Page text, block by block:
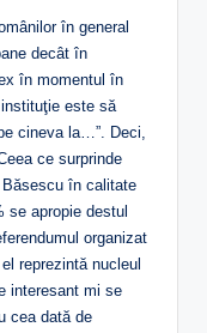
în general
decât în
în momentul în
este să
cineva la…”. Deci,
ce surprinde
în calitate
se apropie destul
organizat
reprezintă nucleul
interesant mi se
cea dată de